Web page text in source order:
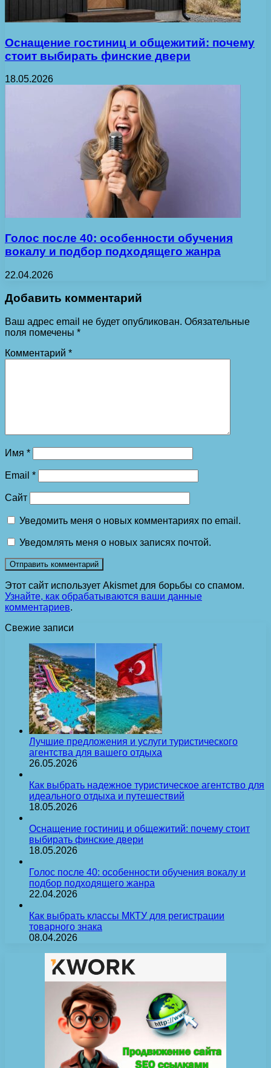
Оснащение гостиниц и общежитий: почему
стоит выбирать финские двери
18.05.2026
Голос после 40: особенности обучения
вокалу и подбор подходящего жанра
22.04.2026
Добавить комментарий
Ваш адрес email не будет опубликован. Обязательные
поля помечены *
Комментарий *
Имя *
Email *
Сайт
Уведомить меня о новых комментариях по email.
Уведомлять меня о новых записях почтой.
Этот сайт использует Akismet для борьбы со спамом.
Узнайте, как обрабатываются ваши данные
комментариев.
Свежие записи
Лучшие предложения и услуги туристического
агентства для вашего отдыха
26.05.2026
Как выбрать надежное туристическое агентство для
идеального отдыха и путешествий
18.05.2026
Оснащение гостиниц и общежитий: почему стоит
выбирать финские двери
18.05.2026
Голос после 40: особенности обучения вокалу и
подбор подходящего жанра
22.04.2026
Как выбрать классы МКТУ для регистрации
товарного знака
08.04.2026